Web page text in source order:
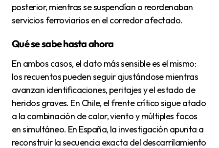
posterior, mientras se suspendían o reordenaban
servicios ferroviarios en el corredor afectado.
Qué se sabe hasta ahora
En ambos casos, el dato más sensible es el mismo:
los recuentos pueden seguir ajustándose mientras
avanzan identificaciones, peritajes y el estado de
heridos graves. En Chile, el frente crítico sigue atado
a la combinación de calor, viento y múltiples focos
en simultáneo. En España, la investigación apunta a
reconstruir la secuencia exacta del descarrilamiento